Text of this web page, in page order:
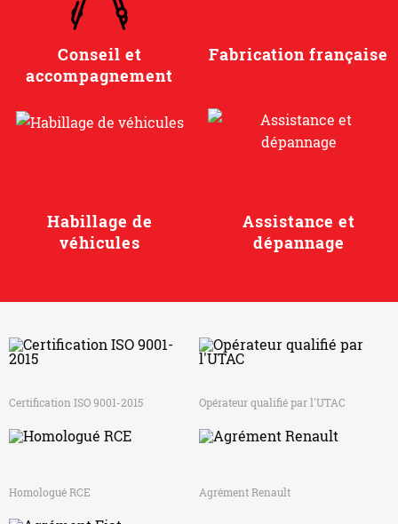
Conseil et
accompagnement
Fabrication française
Habillage de
véhicules
Assistance et
dépannage
Certification ISO 9001-2015 Opérateur qualifié par l'UTAC
Homologué RCE Agrément Renault